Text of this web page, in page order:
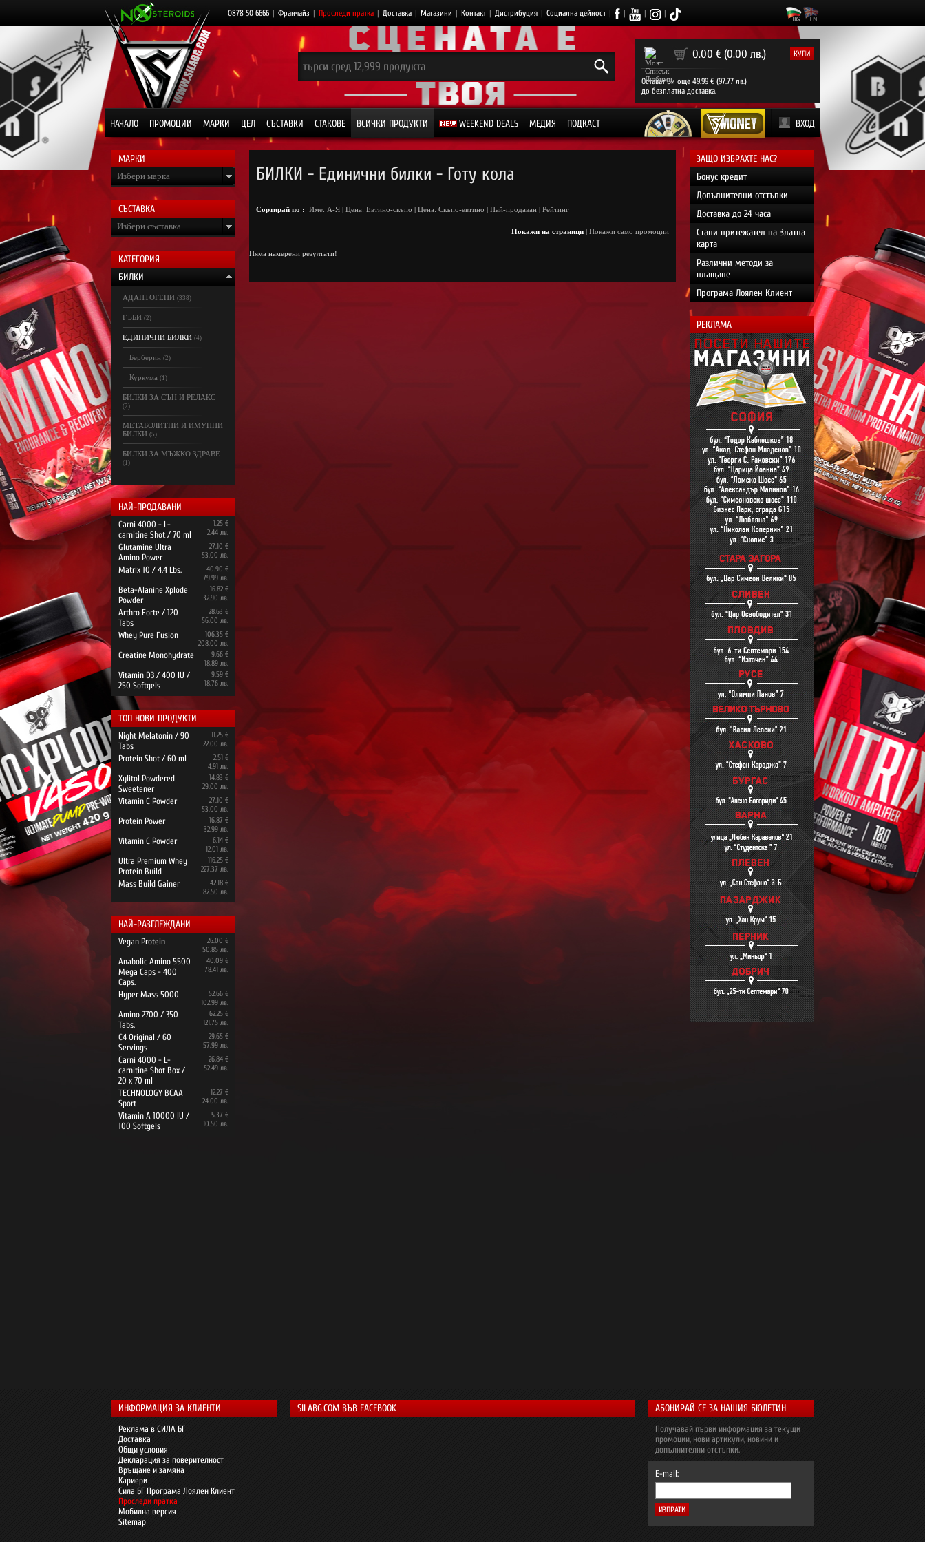
0878 50 6666 | Франчайз | Проследи пратка | Доставка | Магазини | Контакт | Дистрибуция | Социална дейност | | | |
0 0.00 € (0.00 лв.) КУПИ
Остават Ви още 49.99 € (97.77 лв.)
до безплатна доставка.
НАЧАЛО ПРОМОЦИИ МАРКИ ЦЕЛ СЪСТАВКИ СТАКОВЕ ВСИЧКИ ПРОДУКТИ WEEKEND DEALS МЕДИЯ ПОДКАСТ ВХОД
МАРКИ
Избери марка
СЪСТАВКА
Избери съставка
КАТЕГОРИЯ
БИЛКИ
АДАПТОГЕНИ (338)
ГЪБИ (2)
ЕДИНИЧНИ БИЛКИ (4)
Берберин (2)
Куркума (1)
БИЛКИ ЗА СЪН И РЕЛАКС
(2)
МЕТАБОЛИТНИ И ИМУННИ
БИЛКИ (5)
БИЛКИ ЗА МЪЖКО ЗДРАВЕ
(1)
НАЙ-ПРОДАВАНИ
Carni 4000 - L-
carnitine Shot / 70 ml
1.25 €
2.44 лв.
Glutamine Ultra
Amino Power
27.10 €
53.00 лв.
Matrix 10 / 4.4 Lbs.
40.90 €
79.99 лв.
Beta-Alanine Xplode
Powder
16.82 €
32.90 лв.
Arthro Forte / 120
Tabs
28.63 €
56.00 лв.
Whey Pure Fusion
106.35 €
208.00 лв.
Creatine Monohydrate
9.66 €
18.89 лв.
Vitamin D3 / 400 IU /
250 Softgels
9.59 €
18.76 лв.
ТОП НОВИ ПРОДУКТИ
Night Melatonin / 90
Tabs
11.25 €
22.00 лв.
Protein Shot / 60 ml
2.51 €
4.91 лв.
Xylitol Powdered
Sweetener
14.83 €
29.00 лв.
Vitamin C Powder
27.10 €
53.00 лв.
Protein Power
16.87 €
32.99 лв.
Vitamin C Powder
6.14 €
12.01 лв.
Ultra Premium Whey
Protein Build
116.25 €
227.37 лв.
Mass Build Gainer
42.18 €
82.50 лв.
НАЙ-РАЗГЛЕЖДАНИ
Vegan Protein
26.00 €
50.85 лв.
Anabolic Amino 5500
Mega Caps - 400
Caps.
40.09 €
78.41 лв.
Hyper Mass 5000
52.66 €
102.99 лв.
Amino 2700 / 350
Tabs.
62.25 €
121.75 лв.
C4 Original / 60
Servings
29.65 €
57.99 лв.
Carni 4000 - L-
carnitine Shot Box /
20 x 70 ml
26.84 €
52.49 лв.
TECHNOLOGY BCAA
Sport
12.27 €
24.00 лв.
Vitamin A 10000 IU /
100 Softgels
5.37 €
10.50 лв.
БИЛКИ - Единични билки - Готу кола
Сортирай по : Име: А-Я | Цена: Евтино-скъпо | Цена: Скъпо-евтино | Най-продаван | Рейтинг
Покажи на страници | Покажи само промоции
Няма намерени резултати!
ЗАЩО ИЗБРАХТЕ НАС?
Бонус кредит
Допълнителни отстъпки
Доставка до 24 часа
Стани притежател на Златна
карта
Различни методи за
плащане
Програма Лоялен Клиент
РЕКЛАМА
ИНФОРМАЦИЯ ЗА КЛИЕНТИ
Реклама в СИЛА БГ
Доставка
Общи условия
Декларация за поверителност
Връщане и замяна
Кариери
Сила БГ Програма Лоялен Клиент
Проследи пратка
Мобилна версия
Sitemap
SILABG.COM ВЪВ FACEBOOK АБОНИРАЙ СЕ ЗА НАШИЯ БЮЛЕТИН
Получавай първи информация за текущи
промоции, нови артикули, новини и
допълнителни отстъпки.
E-mail: